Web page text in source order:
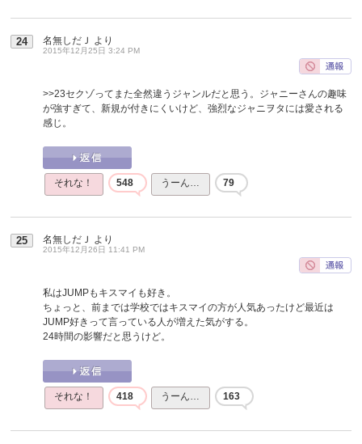
24 名無しだＪ より
2015年12月25日 3:24 PM
>>23セクゾってまた全然違うジャンルだと思う。ジャニーさんの趣味
が強すぎて、新規が付きにくいけど、強烈なジャニヲタには愛される
感じ。
それな！ 548 うーん… 79
25 名無しだＪ より
2015年12月26日 11:41 PM
私はJUMPもキスマイも好き。
ちょっと、前までは学校ではキスマイの方が人気あったけど最近は
JUMP好きって言っている人が増えた気がする。
24時間の影響だと思うけど。
それな！ 418 うーん… 163